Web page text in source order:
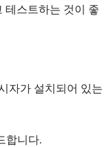
테스트하는 것이 좋
자가 설치되어 있는
합니다.